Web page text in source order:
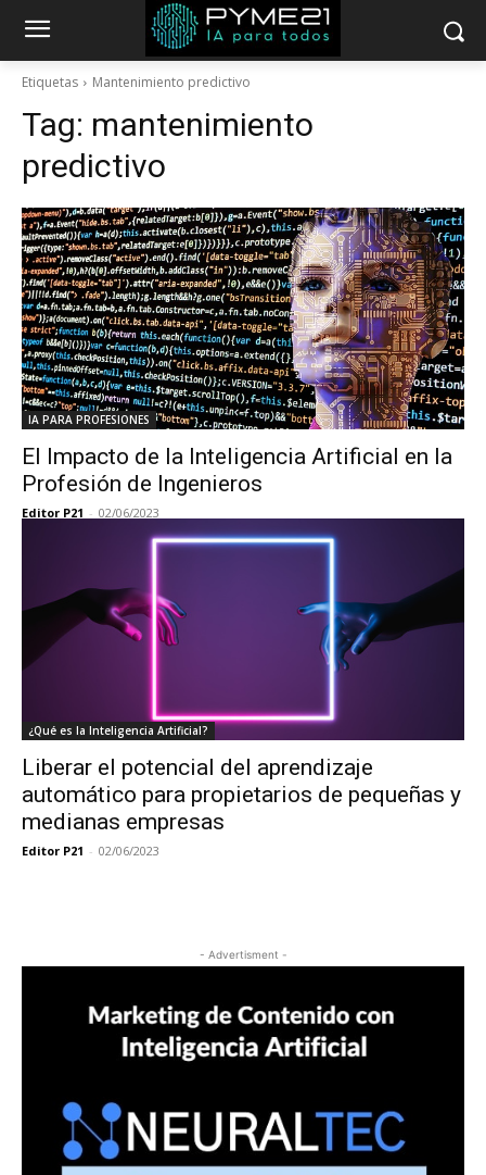
Etiquetas Mantenimiento predictivo
Tag: mantenimiento
predictivo
IA PARA PROFESIONES
El Impacto de la Inteligencia Artificial en la
Profesión de Ingenieros
Editor P21 - 02/06/2023
¿Qué es la Inteligencia Artificial?
Liberar el potencial del aprendizaje
automático para propietarios de pequeñas y
medianas empresas
Editor P21 - 02/06/2023
- Advertisment -